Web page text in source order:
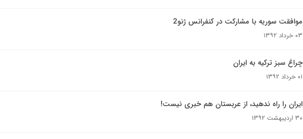
موافقت سوریه با مشارکت در کنفرانس ژنو2
۰۳ خرداد ۱۳۹۲
چراغ سبز ترکیه به ایران
۰۱ خرداد ۱۳۹۲
ایران را راه ندهید، از عربستان هم خبری نیست!
۳۰ اردیبهشت ۱۳۹۲